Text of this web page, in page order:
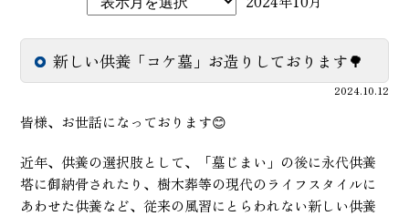
新しい供養「コケ墓」お造りしております🌳
2024.10.12
皆様、お世話になっております😊
近年、供養の選択肢として、「墓じまい」の後に永代供養
塔に御納骨されたり、樹木葬等の現代のライフスタイルに
あわせた供養など、従来の風習にとらわれない新しい供養